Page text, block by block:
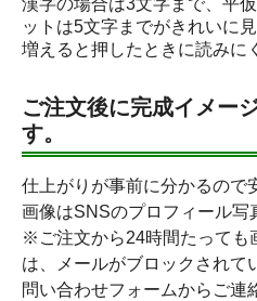
漢字の場合は3文字まで、平
ットは5文字までがきれいに
増えると押したときに読みに
ご注文後に完成イメー
す。
仕上がりが事前に分かるので
画像はSNSのプロフィール写
※ご注文から24時間たっても
は、メールがブロックされて
問い合わせフォームからご連